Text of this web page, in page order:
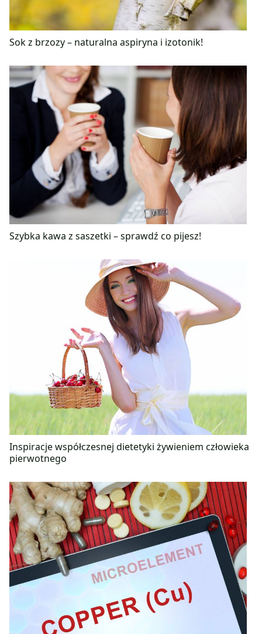
Sok z brzozy – naturalna aspiryna i izotonik!
Szybka kawa z saszetki – sprawdź co pijesz!
Inspiracje współczesnej dietetyki żywieniem człowieka
pierwotnego